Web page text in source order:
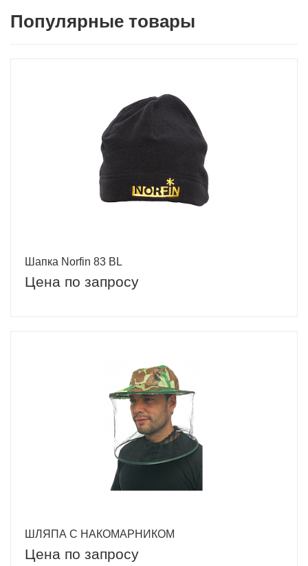
Популярные товары
Шапка Norfin 83 BL
Цена по запросу
ШЛЯПА С НАКОМАРНИКОМ
Цена по запросу